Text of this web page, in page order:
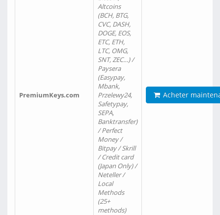
PremiumKeys.com
Altcoins
(BCH, BTG,
CVC, DASH,
DOGE, EOS,
ETC, ETH,
LTC, OMG,
SNT, ZEC…) /
Paysera
(Easypay,
Mbank,
Przelewy24,
Safetypay,
SEPA,
Banktransfer)
/ Perfect
Money /
Bitpay / Skrill
/ Credit card
(Japan Only) /
Neteller /
Local
Methods
(25+
methods)
Acheter